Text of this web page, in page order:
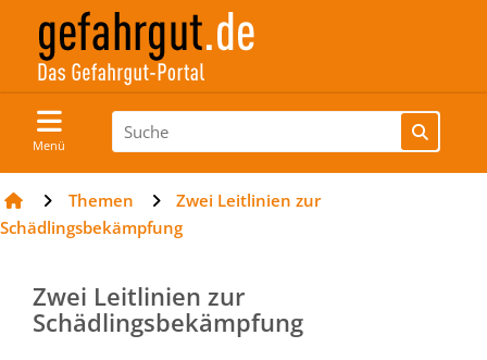
Menü
Themen
Zwei Leitlinien zur
Schädlingsbekämpfung
Zwei Leitlinien zur
Schädlingsbekämpfung